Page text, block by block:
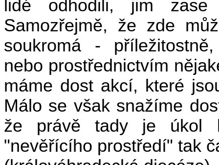
lidé odhodili, jim zase
Samozřejmě, že zde
soukromá -
nebo prostřednictvím
máme dost akcí, které
Málo se však snažíme
že právě tady je úkol
"nevěřícího prostředí" tak